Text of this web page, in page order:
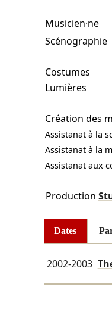
Musicien·ne
Scénographie
Costumes
Lumières
Création des
Assistanat à la
Assistanat à la
Assistanat aux
Production
Dates
2002-2003